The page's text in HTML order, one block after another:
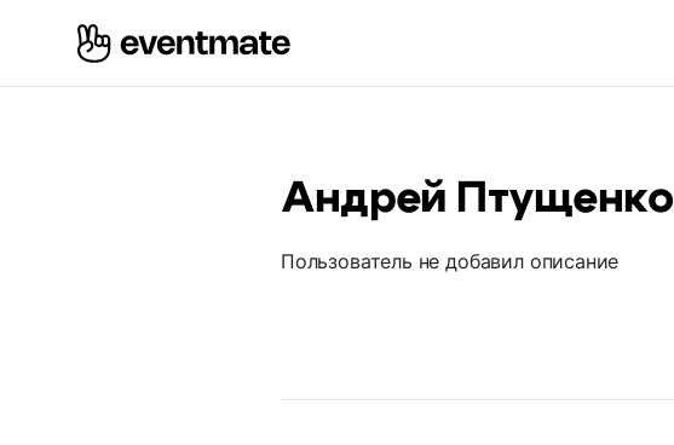
Андрей Птущенко
Пользователь не добавил описание